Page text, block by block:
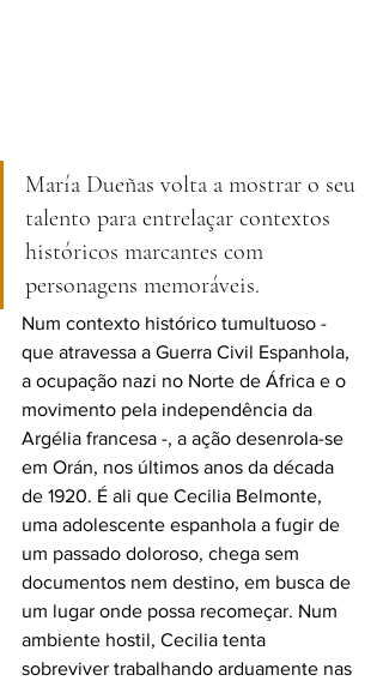
María Dueñas volta a mostrar o seu
talento para entrelaçar contextos
históricos marcantes com
personagens memoráveis.
Num contexto histórico tumultuoso -
que atravessa a Guerra Civil Espanhola,
a ocupação nazi no Norte de África e o
movimento pela independência da
Argélia francesa -, a ação desenrola-se
em Orán, nos últimos anos da década
de 1920. É ali que Cecilia Belmonte,
uma adolescente espanhola a fugir de
um passado doloroso, chega sem
documentos nem destino, em busca de
um lugar onde possa recomeçar. Num
ambiente hostil, Cecilia tenta
sobreviver trabalhando arduamente nas